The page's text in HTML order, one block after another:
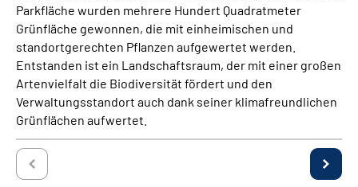
Parkfläche wurden mehrere Hundert Quadratmeter
Grünfläche gewonnen, die mit einheimischen und
standortgerechten Pflanzen aufgewertet werden.
Entstanden ist ein Landschaftsraum, der mit einer großen
Artenvielfalt die Biodiversität fördert und den
Verwaltungsstandort auch dank seiner klimafreundlichen
Grünflächen aufwertet.